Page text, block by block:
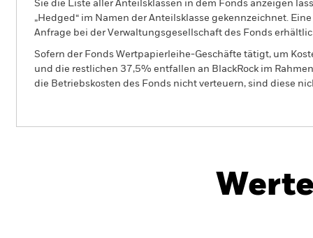
Sie die Liste aller Anteilsklassen in dem Fonds anzeigen
„Hedged“ im Namen der Anteilsklasse gekennzeichnet.
Anfrage bei der Verwaltungsgesellschaft des Fonds
Sofern der Fonds Wertpapierleihe-Geschäfte tätigt, um
und die restlichen 37,5% entfallen an BlackRock im
die Betriebskosten des Fonds nicht verteuern, sind diese